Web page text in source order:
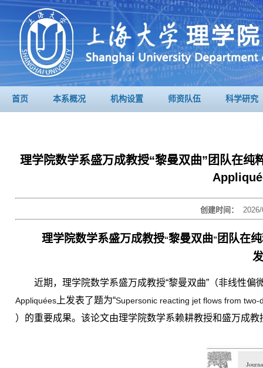
首页 本系概况 机构设置 师资队伍 科学研究
理学院数学系盛万成教授“黎曼双曲”团队在
创建时间：
理学院数学系盛万成教授“黎曼双曲” 团队在
近期，理学院数学系盛万成教授“黎曼双曲”（非线性
Appliquées 上发表了题为“Supersonic reacting jet flows from
）的重要成果。该论文由理学院数学系赖耕教授和盛万成教